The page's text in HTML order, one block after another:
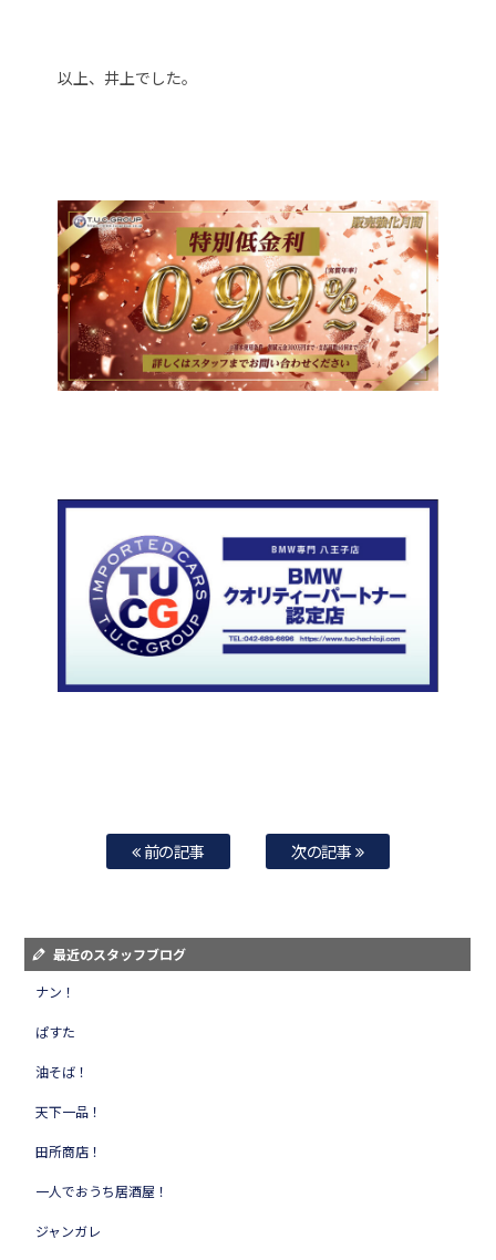
以上、井上でした。
前の記事 次の記事
最近のスタッフブログ
ナン！
ぱすた
油そば！
天下一品！
田所商店！
一人でおうち居酒屋！
ジャンガレ